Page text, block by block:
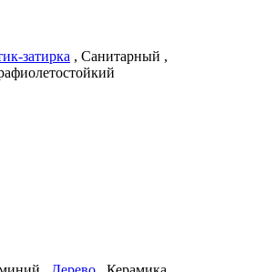
затирка , Санитарный ,